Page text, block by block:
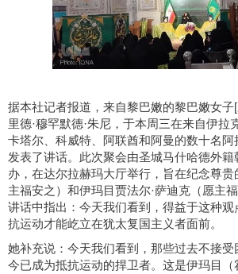
据本社记者报道，来自黎巴嫩的黎巴嫩女子
里德·穆罕默德·朱尼，于本周三在来自伊拉
卡塔尔、科威特、阿联酋和阿曼的数十名阿
发表了讲话。此次聚会由圣城马什哈德外籍
办，在达尔拉赫玛大厅举行，旨在纪念尊贵
主福安之）和伊玛目贾法尔·萨迪克（愿主
讲话中指出：今天我们看到，得益于这种
抗运动才能屹立在犹太复国主义者面前。
她补充说：今天我们看到，那些过去不接受
今已成为抵抗运动的捍卫者。这是伊玛目